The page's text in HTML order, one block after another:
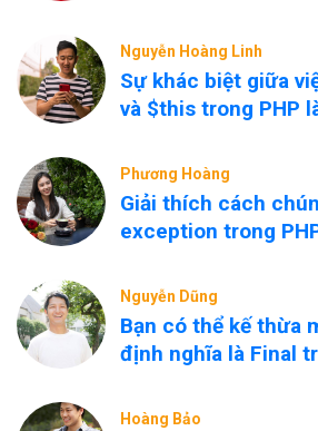
Nguyễn Hoàng Linh
Sự khác biệt giữa
và $this trong PHP
Phương Hoàng
Giải thích cách
exception trong
Nguyễn Dũng
Bạn có thể kế thừa
định nghĩa là Final
Hoàng Bảo